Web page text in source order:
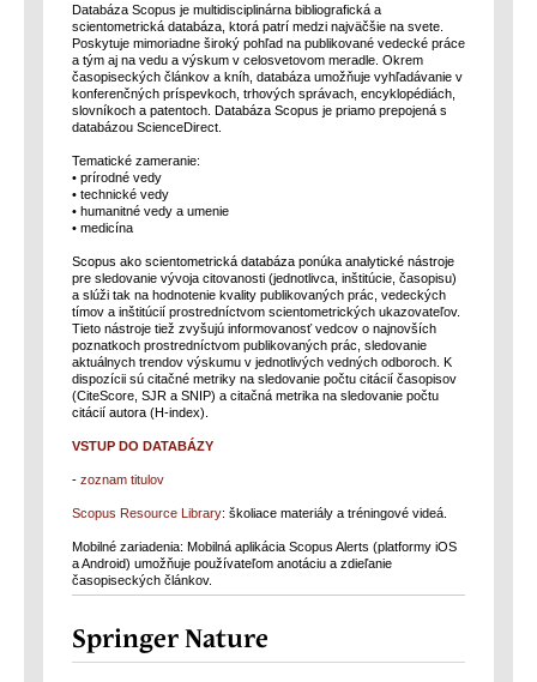
Databáza Scopus je multidisciplinárna bibliografická a
scientometrická databáza, ktorá patrí medzi najväčšie na svete.
Poskytuje mimoriadne široký pohľad na publikované vedecké práce
a tým aj na vedu a výskum v celosvetovom meradle. Okrem
časopiseckých článkov a kníh, databáza umožňuje vyhľadávanie v
konferenčných príspevkoch, trhových správach, encyklopédiách,
slovníkoch a patentoch. Databáza Scopus je priamo prepojená s
databázou ScienceDirect.
Tematické zameranie:
• prírodné vedy
• technické vedy
• humanitné vedy a umenie
• medicína
Scopus ako scientometrická databáza ponúka analytické nástroje
pre sledovanie vývoja citovanosti (jednotlivca, inštitúcie, časopisu)
a slúži tak na hodnotenie kvality publikovaných prác, vedeckých
tímov a inštitúcií prostredníctvom scientometrických ukazovateľov.
Tieto nástroje tiež zvyšujú informovanosť vedcov o najnovších
poznatkoch prostredníctvom publikovaných prác, sledovanie
aktuálnych trendov výskumu v jednotlivých vedných odboroch. K
dispozícii sú citačné metriky na sledovanie počtu citácií časopisov
(CiteScore, SJR a SNIP) a citačná metrika na sledovanie počtu
citácií autora (H-index).
VSTUP DO DATABÁZY
- zoznam titulov
Scopus Resource Library: školiace materiály a tréningové videá.
Mobilné zariadenia: Mobilná aplikácia Scopus Alerts (platformy iOS
a Android) umožňuje používateľom anotáciu a zdieľanie
časopiseckých článkov.
Springer Nature